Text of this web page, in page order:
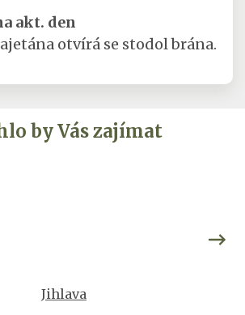
akt. den
otvírá se stodol brána.
by Vás zajímat
Jihlava